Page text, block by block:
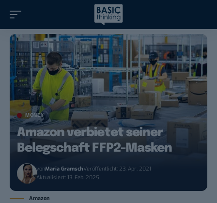
MONEY
Amazon verbietet seiner
Belegschaft FFP2-Masken
vonMaria GramschVeröffentlicht: 23. Apr. 2021
Aktualisiert: 13. Feb. 2025
Amazon